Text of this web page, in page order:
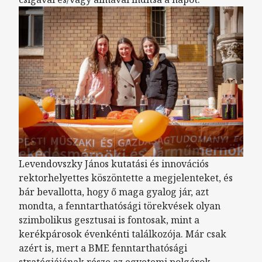
Levendovszky János kutatási és innovációs
rektorhelyettes köszöntette a megjelenteket, és
bár bevallotta, hogy ő maga gyalog jár, azt
mondta, a fenntarthatósági törekvések olyan
szimbolikus gesztusai is fontosak, mint a
kerékpárosok évenkénti találkozója. Már csak
azért is, mert a BME fenntarthatósági